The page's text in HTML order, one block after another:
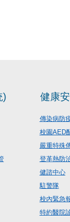
) 健康
傳染病防
校園AED
嚴重特殊
登革熱防
健諮中心
駐警隊
校內緊急
特約醫院